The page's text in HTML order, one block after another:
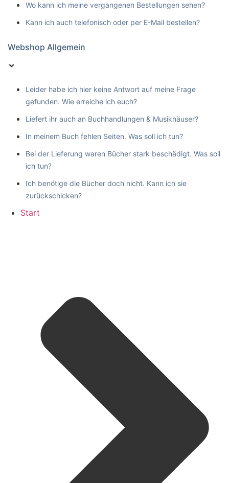
Wo kann ich meine vergangenen Bestellungen sehen?
Kann ich auch telefonisch oder per E-Mail bestellen?
Webshop Allgemein
Leider habe ich hier keine Antwort auf meine Frage
gefunden. Wie erreiche ich euch?
Liefert ihr auch an Buchhandlungen & Musikhäuser?
In meinem Buch fehlen Seiten. Was soll ich tun?
Bei der Lieferung waren Bücher stark beschädigt. Was soll
ich tun?
Ich benötige die Bücher doch nicht. Kann ich sie
zurückschicken?
Start